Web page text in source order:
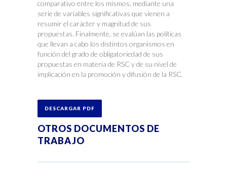
comparativo entre los mismos, mediante una
serie de variables significativas que vienen a
resumir el carácter y magnitud de sus
propuestas. Finalmente, se evalúan las políticas
que llevan a cabo los distintos organismos en
función del grado de obligatoriedad de sus
propuestas en materia de RSC y de su nivel de
implicación en la promoción y difusión de la RSC.
DESCARGAR PDF
OTROS DOCUMENTOS DE
TRABAJO